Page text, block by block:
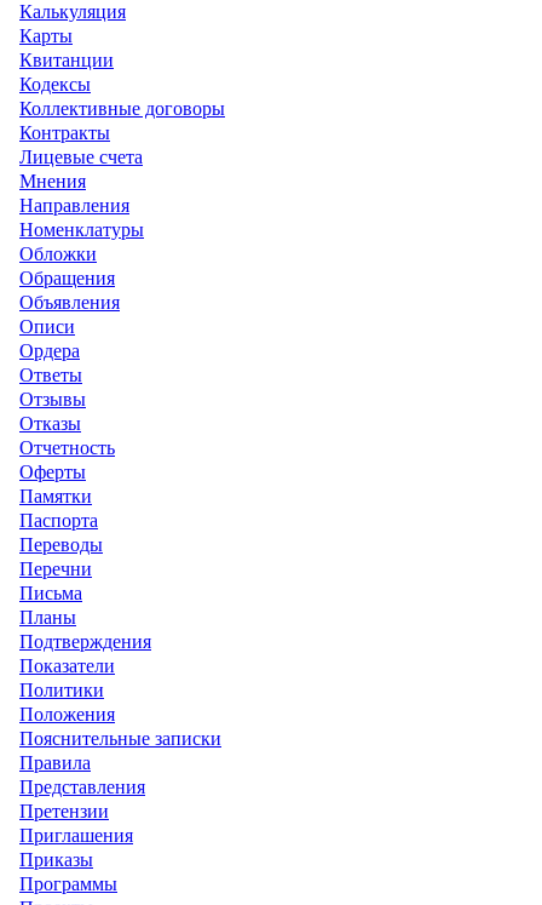
Калькуляция
Карты
Квитанции
Кодексы
Коллективные договоры
Контракты
Лицевые счета
Мнения
Направления
Номенклатуры
Обложки
Обращения
Объявления
Описи
Ордера
Ответы
Отзывы
Отказы
Отчетность
Оферты
Памятки
Паспорта
Переводы
Перечни
Письма
Планы
Подтверждения
Показатели
Политики
Положения
Пояснительные записки
Правила
Представления
Претензии
Приглашения
Приказы
Программы